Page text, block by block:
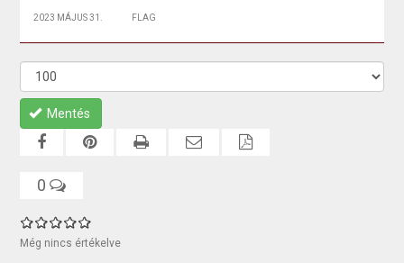
2023 MÁJUS 31. FLAG
Mentés
0
Még nincs értékelve